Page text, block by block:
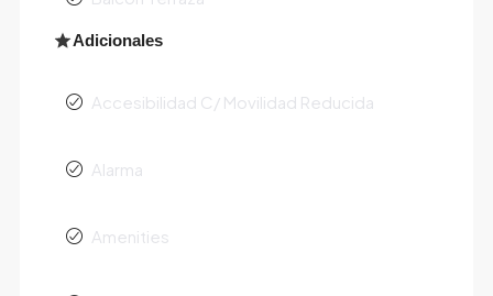
Adicionales
Accesibilidad C/ Movilidad Reducida
Alarma
Amenities